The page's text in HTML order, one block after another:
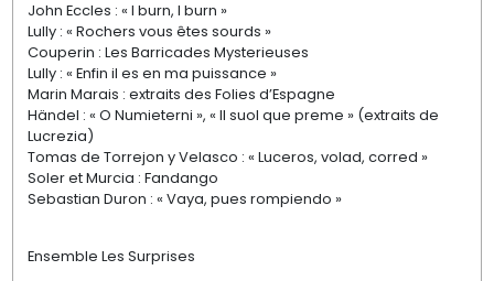
John Eccles : « I burn, I burn »
Lully : « Rochers vous êtes sourds »
Couperin : Les Barricades Mysterieuses
Lully : « Enfin il es en ma puissance »
Marin Marais : extraits des Folies d’Espagne
Händel : « O Numieterni », « Il suol que preme » (extraits de
Lucrezia)
Tomas de Torrejon y Velasco : « Luceros, volad, corred »
Soler et Murcia : Fandango
Sebastian Duron : « Vaya, pues rompiendo »
Ensemble Les Surprises